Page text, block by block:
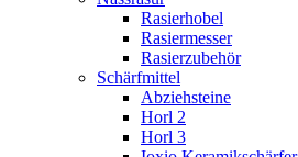
Rasierhobel
Rasiermesser
Rasierzubehör
Schärfmittel
Abziehsteine
Horl 2
Horl 3